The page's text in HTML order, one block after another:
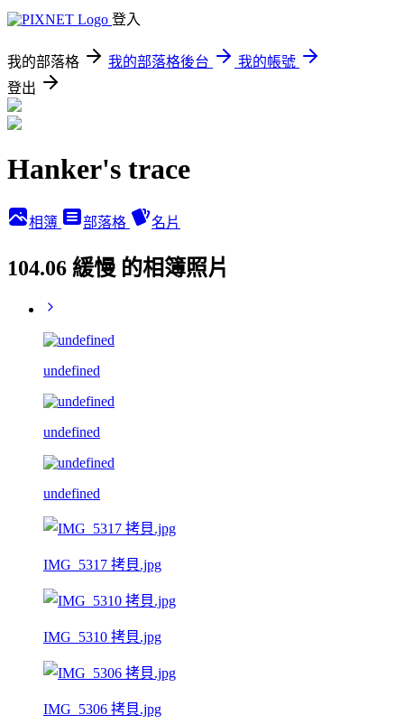
登入
我的部落格 我的部落格後台
我的帳號
登出
Hanker's trace
相簿 部落格 名片
104.06 緩慢 的相簿照片
undefined
undefined
undefined
IMG_5317 拷貝.jpg
IMG_5310 拷貝.jpg
IMG_5306 拷貝.jpg